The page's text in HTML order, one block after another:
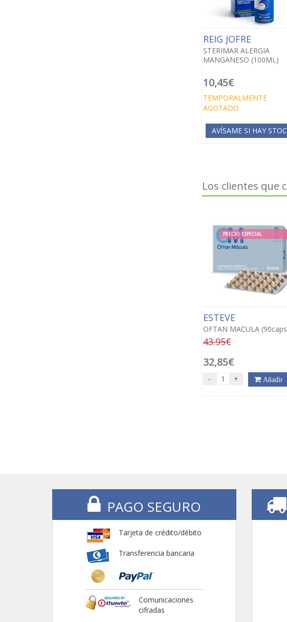
REIG JOFRE
STERIMAR ALERGIA
MANGANESO (100ML)
10,45€
TEMPORALMENTE
AGOTADO
AVÍSAME SI HAY
Los clientes
PRECIO ESPECIAL
ESTEVE
OFTAN MACULA
43.95€
32,85€
- + Añadir
PAGO SEGURO
Tarjeta de crédito/débito
Transferencia bancaria
Comunicaciones
cifradas